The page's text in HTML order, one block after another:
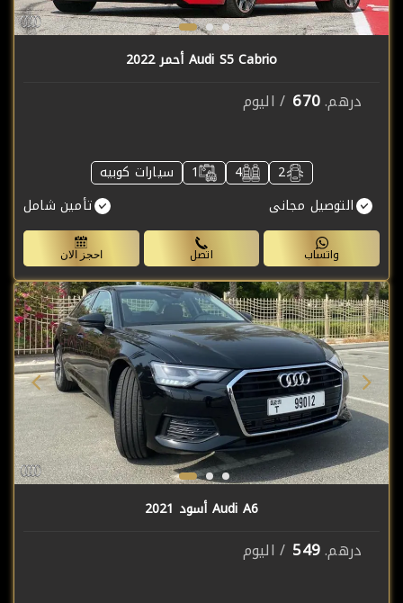
Audi S5 Cabrio أحمر 2022
درهم.670 / اليوم
2
4
1
سيارات كوبيه
التوصيل مجانى
تأمين شامل
واتساب اتصل احجز الان
Audi A6 أسود 2021
درهم.549 / اليوم